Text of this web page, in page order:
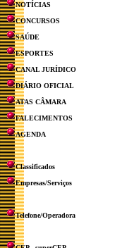
NOTÍCIAS
CONCURSOS
SAÚDE
ESPORTES
CANAL JURÍDICO
DIÁRIO OFICIAL
ATAS CÂMARA
FALECIMENTOS
AGENDA
Classificados
Empresas/Serviços
Telefone/Operadora